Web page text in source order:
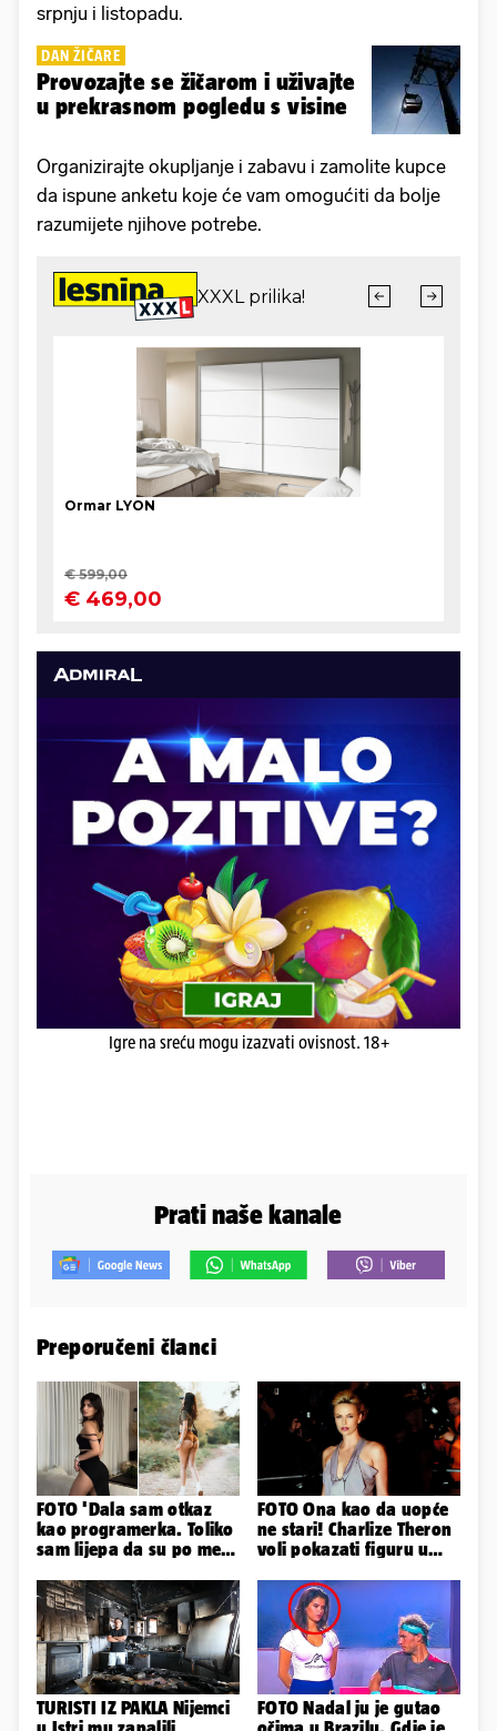
srpnju i listopadu.
DAN ŽIČARE
Provozajte se žičarom i uživajte
u prekrasnom pogledu s visine
Organizirajte okupljanje i zabavu i zamolite kupce
da ispune anketu koje će vam omogućiti da bolje
razumijete njihove potrebe.
Igre na sreću mogu izazvati ovisnost. 18+
Prati naše kanale
Preporučeni članci
FOTO 'Dala sam otkaz
kao programerka. Toliko
sam lijepa da su po meni
FOTO Ona kao da uopće
ne stari! Charlize Theron
voli pokazati figuru u
TURISTI IZ PAKLA Nijemci
FOTO Nadal ju je gutao